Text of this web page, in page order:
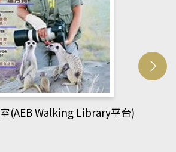
網管人(kono平台)